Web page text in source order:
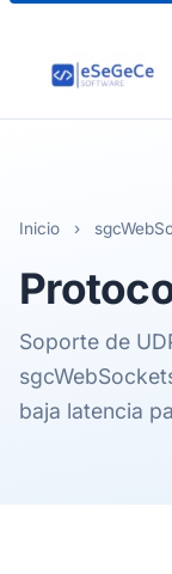
Inicio ›
Soporte de
baja latencia